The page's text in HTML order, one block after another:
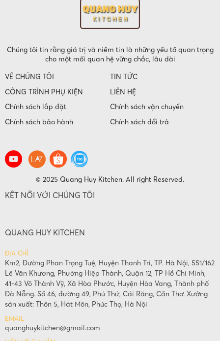
Chúng tôi tin rằng giá trị và niềm tin là những yếu tố quan trọng
cho một mối quan hệ vững chắc, lâu dài
VỀ CHÚNG TÔI
TIN TỨC
CÔNG TRÌNH PHỤ KIỆN
LIÊN HỆ
Chính sách lắp đặt
Chính sách vận chuyển
Chính sách bảo hành
Chính sách đổi trả
© 2025 Quang Huy Kitchen. All right Reserved.
KẾT NỐI VỚI CHÚNG TÔI
QUANG HUY KITCHEN
ĐỊA CHỈ
Km2, Đường Phan Trọng Tuệ, Huyện Thanh Trì, TP. Hà Nội, 551/162
Lê Văn Khương, Phường Hiệp Thành, Quận 12, TP Hồ Chí Minh,
41-43 Võ Thành Vỹ, Xã Hòa Phước, Huyện Hòa Vang, Thành phố
Đà Nẵng. Số 46, đường 49, Phú Thứ, Cái Răng, Cần Thơ. Xưởng
sản xuất: Thôn 5, Hát Môn, Phúc Thọ, Hà Nội
EMAIL
quanghuykitchen@gmail.com